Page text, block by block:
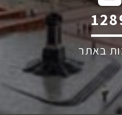
באתר